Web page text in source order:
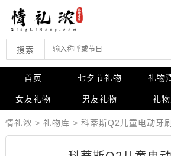
搜索
首页 七夕节礼物 礼物
女友礼物 男友礼物 礼
情礼浓 > 礼物库 > 科蒂斯Q2儿童电动牙刷